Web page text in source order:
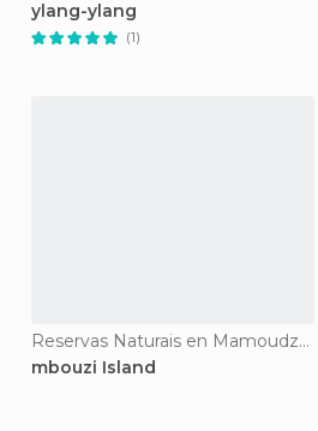
ylang-ylang
(1)
Reservas Naturais en Mamoudzou
mbouzi Island